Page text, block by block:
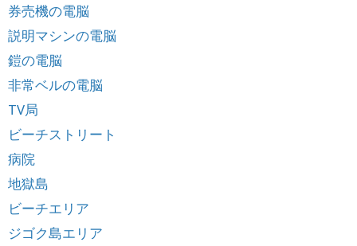
券売機の電脳
説明マシンの電脳
鎧の電脳
非常ベルの電脳
TV局
ビーチストリート
病院
地獄島
ビーチエリア
ジゴク島エリア